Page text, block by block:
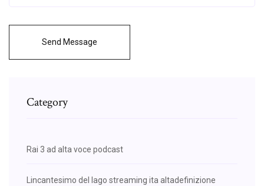
Send Message
Category
Rai 3 ad alta voce podcast
Lincantesimo del lago streaming ita altadefinizione